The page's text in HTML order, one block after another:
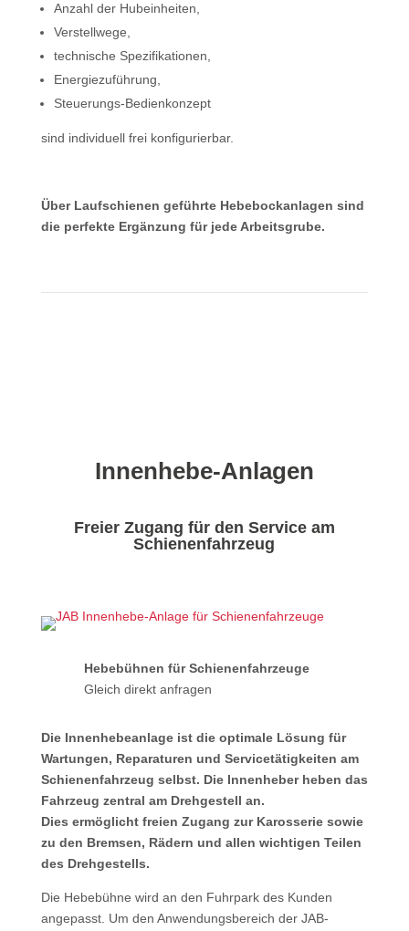
Anzahl der Hubeinheiten,
Verstellwege,
technische Spezifikationen,
Energie­zuführung,
Steuerungs-Bedienkonzept
sind individuell frei konfigurierbar.
Über Laufschienen geführte Hebebockanlagen sind
die perfekte Ergänzung für jede Arbeitsgrube.
Innenhebe-Anlagen
Freier Zugang für den Service am
Schienenfahrzeug
Hebebühnen für Schienenfahrzeuge
Gleich direkt anfragen
Die Innenhebeanlage ist die optimale Lösung für
Wartungen, Reparaturen und Service­tätigkeiten am
Schienenfahrzeug selbst. Die Innen­heber heben das
Fahrzeug zentral am Drehgestell an.
Dies ermöglicht freien Zugang zur Karosserie sowie
zu den Bremsen, Rädern und allen wichtigen Teilen
des Drehgestells.
Die Hebebühne wird an den Fuhrpark des Kunden
angepasst. Um den Anwendungsbereich der JAB-